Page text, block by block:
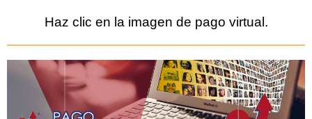
Haz clic en la imagen de pago virtual.